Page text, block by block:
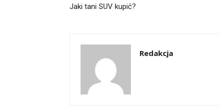
Jaki tani SUV kupić?
Redakcja